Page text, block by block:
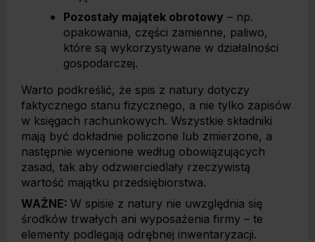
Pozostały majątek obrotowy – np.
opakowania, części zamienne, paliwo,
które są wykorzystywane w działalności
gospodarczej.
Warto podkreślić, że spis z natury dotyczy
faktycznego stanu fizycznego, a nie tylko zapisów
w księgach rachunkowych. Wszystkie składniki
mają być dokładnie policzone lub zmierzone, a
następnie wycenione według obowiązujących
zasad, tak aby odzwierciedlały rzeczywistą
wartość majątku przedsiębiorstwa.
WAŻNE: W spisie z natury nie uwzględnia się
środków trwałych ani wyposażenia firmy – te
elementy podlegają odrębnej inwentaryzacji.